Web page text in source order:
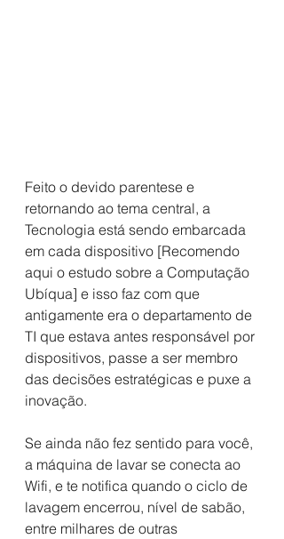
Feito o devido parentese e
retornando ao tema central, a
Tecnologia está sendo embarcada
em cada dispositivo [Recomendo
aqui o estudo sobre a Computação
Ubíqua] e isso faz com que
antigamente era o departamento de
TI que estava antes responsável por
dispositivos, passe a ser membro
das decisões estratégicas e puxe a
inovação.
Se ainda não fez sentido para você,
a máquina de lavar se conecta ao
Wifi, e te notifica quando o ciclo de
lavagem encerrou, nível de sabão,
entre milhares de outras